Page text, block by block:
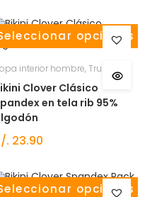
opciones
interior hombre, Trusas
Clover Clásico
en tela rib 95%
. 23.90
opciones